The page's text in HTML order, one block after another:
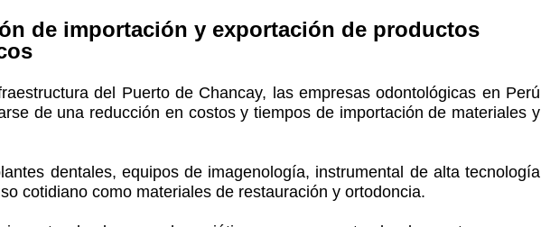
de importación y exportación de productos
del Puerto de Chancay, las empresas odontológicas en Perú
de una reducción en costos y tiempos de importación de materiales y
dentales, equipos de imagenología, instrumental de alta tecnología
cotidiano como materiales de restauración y ortodoncia.